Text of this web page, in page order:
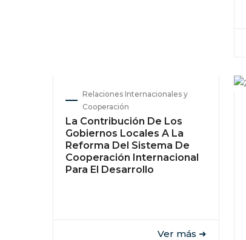
Relaciones Internacionales y
Cooperación
La Contribución De Los
Gobiernos Locales A La
Reforma Del Sistema De
Cooperación Internacional
Para El Desarrollo
Ver más ➜